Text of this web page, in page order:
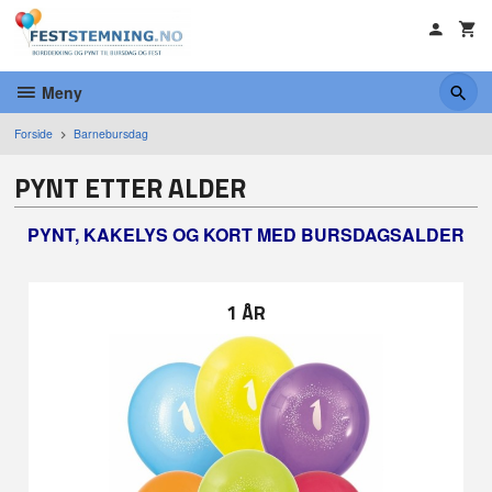
Gå
innholdet
Meny
Forside Barnebursdag
PYNT ETTER ALDER
PYNT, KAKELYS OG KORT MED BURSDAGSALDER
1 ÅR